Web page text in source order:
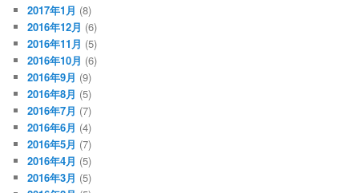
2017年1月 (8)
2016年12月 (6)
2016年11月 (5)
2016年10月 (6)
2016年9月 (9)
2016年8月 (5)
2016年7月 (7)
2016年6月 (4)
2016年5月 (7)
2016年4月 (5)
2016年3月 (5)